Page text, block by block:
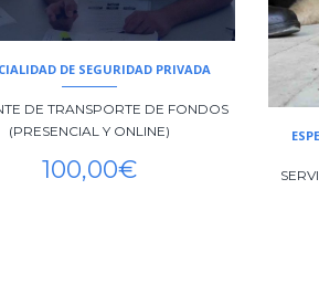
DE SEGURIDAD PRIVADA
DE TRANSPORTE DE FONDOS
(PRESENCIAL Y ONLINE)
100,00€